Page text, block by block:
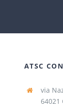
ATSC
via
64021